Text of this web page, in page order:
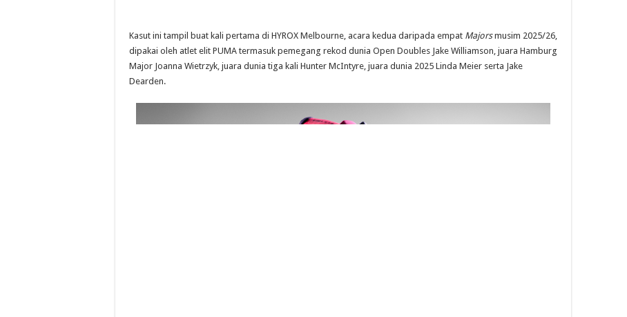
Kasut ini tampil buat kali pertama di HYROX Melbourne, acara kedua daripada empat Majorsmusim 2025/26,
dipakai oleh atlet elit PUMA termasuk pemegang rekod dunia Open Doubles Jake Williamson, juara Hamburg
Major Joanna Wietrzyk, juara dunia tiga kali Hunter McIntyre, juara dunia 2025 Linda Meier serta Jake
Dearden.